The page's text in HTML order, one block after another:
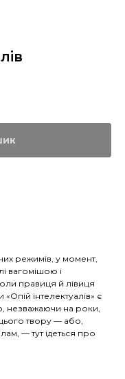
режимів, у момент,
вагомішою і
правиця й лівиця
інтелектуалів» є
незважаючи на роки,
твору — або,
— тут ідеться про